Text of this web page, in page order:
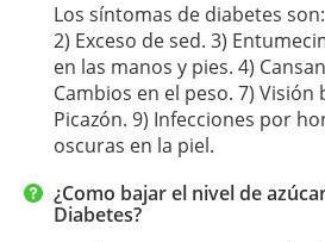
Los síntomas de diabetes
2) Exceso de sed. 3)
en las manos y pies. 4)
Cambios en el peso. 7) Visión
Picazón. 9) Infecciones por
oscuras en la piel.
¿Como bajar el nivel de
Diabetes?